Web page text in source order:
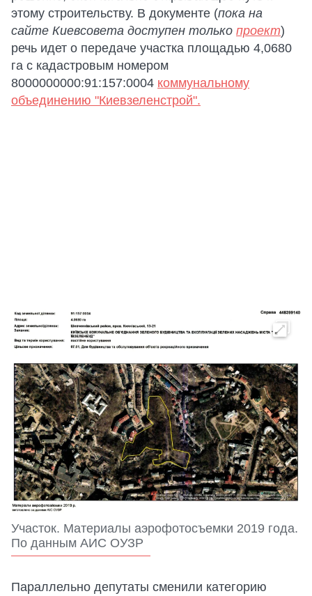
этому строительству. В документе (пока на
сайте Киевсовета доступен только проект)
речь идет о передаче участка площадью 4,0680
га с кадастровым номером
8000000000:91:157:0004 коммунальному
объединению "Киевзеленстрой".
Участок. Материалы аэрофотосъемки 2019 года.
По данным АИС ОУЗР
Параллельно депутаты сменили категорию